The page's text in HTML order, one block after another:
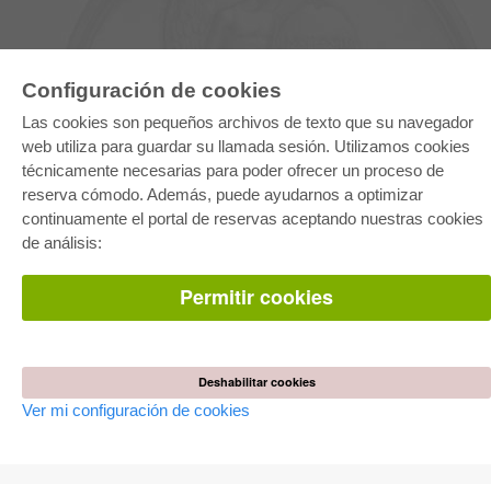
Configuración de cookies
Las cookies son pequeños archivos de texto que su navegador
web utiliza para guardar su llamada sesión. Utilizamos cookies
técnicamente necesarias para poder ofrecer un proceso de
reserva cómodo. Además, puede ayudarnos a optimizar
continuamente el portal de reservas aceptando nuestras cookies
de análisis:
Permitir cookies
Deshabilitar cookies
Ver mi configuración de cookies
E-COLLECTION
Paquete entero
Paquete de especialidades
Pick & Choose
Facilitación de E-Books
Preguntas mas frequentes(FAQ)
Condiciones
AUTOR WERDEN